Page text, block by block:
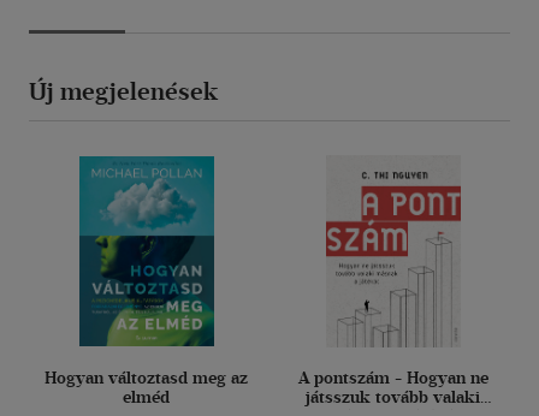
Új megjelenések
Hogyan változtasd meg az
elméd
A pontszám - Hogyan ne
játsszuk tovább valaki